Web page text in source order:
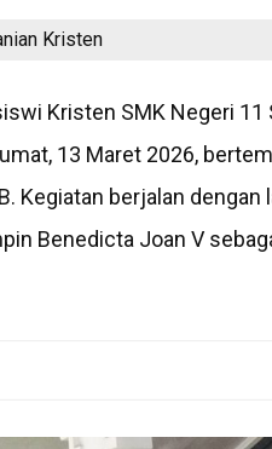
Kristen
Kristen SMK Negeri 11
13 Maret 2026,
Kegiatan berjalan
Benedicta Joan V